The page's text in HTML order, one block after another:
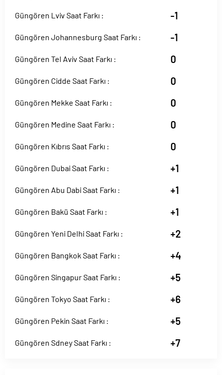
Güngören Lviv Saat Farkı : -1
Güngören Johannesburg Saat Farkı : -1
Güngören Tel Aviv Saat Farkı : 0
Güngören Cidde Saat Farkı : 0
Güngören Mekke Saat Farkı : 0
Güngören Medine Saat Farkı : 0
Güngören Kıbrıs Saat Farkı : 0
Güngören Dubai Saat Farkı : +1
Güngören Abu Dabi Saat Farkı : +1
Güngören Bakü Saat Farkı : +1
Güngören Yeni Delhi Saat Farkı : +2
Güngören Bangkok Saat Farkı : +4
Güngören Singapur Saat Farkı : +5
Güngören Tokyo Saat Farkı : +6
Güngören Pekin Saat Farkı : +5
Güngören Sdney Saat Farkı : +7